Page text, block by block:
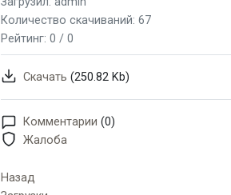
Количество скачиваний: 67
Рейтинг: 0 / 0
Скачать (250.82 Kb)
Комментарии (0)
Жалоба
Назад